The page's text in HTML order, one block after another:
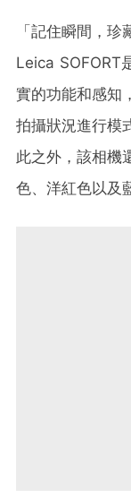
「記住瞬間，珍
Leica SOFORT
實的功能和感知
拍攝狀況進行模
此之外，該相機
色、洋紅色以及